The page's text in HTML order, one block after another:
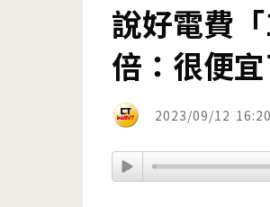
說好電費
倍：很便
2023/09/12 16:20